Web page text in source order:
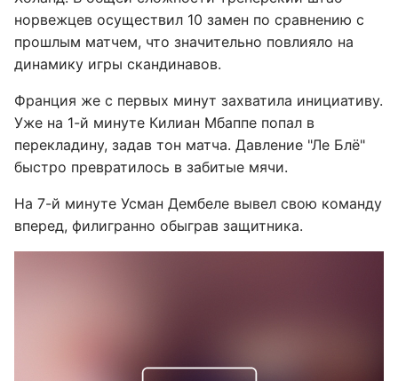
норвежцев осуществил 10 замен по сравнению с
прошлым матчем, что значительно повлияло на
динамику игры скандинавов.
Франция же с первых минут захватила инициативу.
Уже на 1-й минуте Килиан Мбаппе попал в
перекладину, задав тон матча. Давление "Ле Блё"
быстро превратилось в забитые мячи.
На 7-й минуте Усман Дембеле вывел свою команду
вперед, филигранно обыграв защитника.